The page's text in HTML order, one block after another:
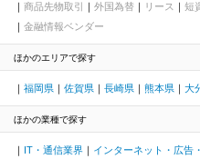
商品先物取引
外国為替 リース 短
金融情報ベンダー
ほかのエリアで探す
福岡県 佐賀県 長崎県 熊本県 大
ほかの業種で探す
IT・通信業界
インターネット・広告